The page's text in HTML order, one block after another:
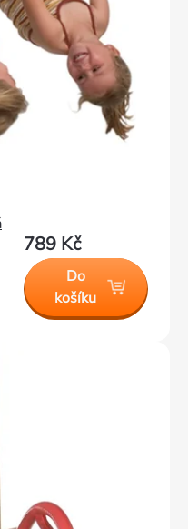
789 Kč
Do
košíku